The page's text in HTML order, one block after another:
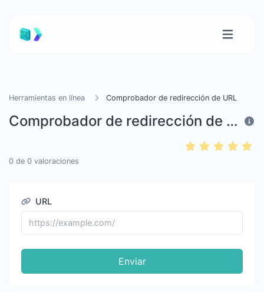
Herramientas en línea Comprobador de redirección de URL
Comprobador de redirección de URL
0 de 0 valoraciones
URL
Enviar